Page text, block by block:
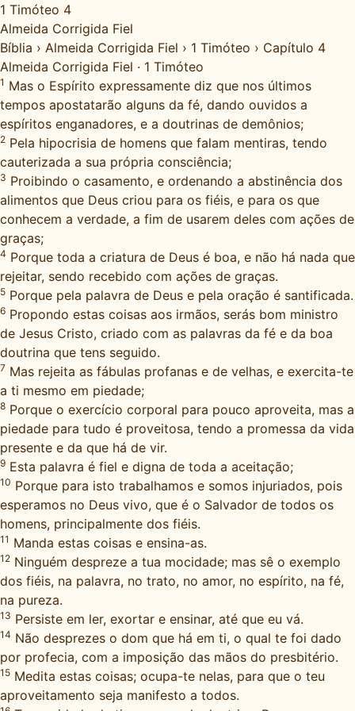
1 Timóteo 4
Almeida Corrigida Fiel
Bíblia › Almeida Corrigida Fiel › 1 Timóteo › Capítulo 4
Almeida Corrigida Fiel · 1 Timóteo
1 Mas o Espírito expressamente diz que nos últimos
tempos apostatarão alguns da fé, dando ouvidos a
espíritos enganadores, e a doutrinas de demônios;
2 Pela hipocrisia de homens que falam mentiras, tendo
cauterizada a sua própria consciência;
3 Proibindo o casamento, e ordenando a abstinência dos
alimentos que Deus criou para os fiéis, e para os que
conhecem a verdade, a fim de usarem deles com ações de
graças;
4 Porque toda a criatura de Deus é boa, e não há nada que
rejeitar, sendo recebido com ações de graças.
5 Porque pela palavra de Deus e pela oração é santificada.
6 Propondo estas coisas aos irmãos, serás bom ministro
de Jesus Cristo, criado com as palavras da fé e da boa
doutrina que tens seguido.
7 Mas rejeita as fábulas profanas e de velhas, e exercita-te
a ti mesmo em piedade;
8 Porque o exercício corporal para pouco aproveita, mas a
piedade para tudo é proveitosa, tendo a promessa da vida
presente e da que há de vir.
9 Esta palavra é fiel e digna de toda a aceitação;
10 Porque para isto trabalhamos e somos injuriados, pois
esperamos no Deus vivo, que é o Salvador de todos os
homens, principalmente dos fiéis.
11 Manda estas coisas e ensina-as.
12 Ninguém despreze a tua mocidade; mas sê o exemplo
dos fiéis, na palavra, no trato, no amor, no espírito, na fé,
na pureza.
13 Persiste em ler, exortar e ensinar, até que eu vá.
14 Não desprezes o dom que há em ti, o qual te foi dado
por profecia, com a imposição das mãos do presbitério.
15 Medita estas coisas; ocupa-te nelas, para que o teu
aproveitamento seja manifesto a todos.